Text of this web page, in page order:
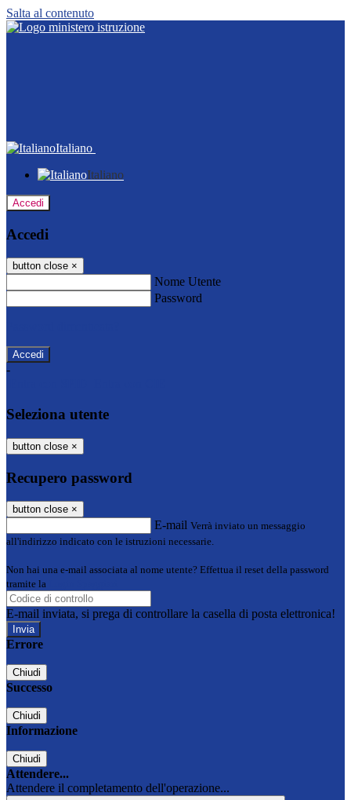
Salta al contenuto
Italiano
Italiano
Accedi
Accedi
button close ×
Nome Utente
Password
-
Seleziona utente
button close ×
Recupero password
button close ×
E-mail Verrà inviato un messaggio
all'indirizzo indicato con le istruzioni necessarie.
Non hai una e-mail associata al nome utente? Effettua il reset della password
tramite la
E-mail inviata, si prega di controllare la casella di posta elettronica!
Errore
Chiudi
Successo
Chiudi
Informazione
Chiudi
Attendere...
Attendere il completamento dell'operazione...